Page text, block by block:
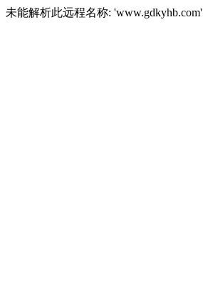
未能解析此远程名称: 'www.gdkyhb.com'